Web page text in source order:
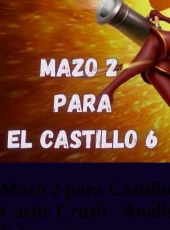
Mazo 2 para
Castle Crush -